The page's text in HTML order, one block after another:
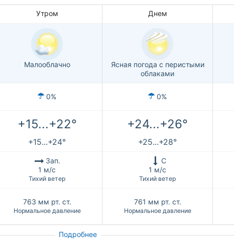
Утром Днем
Малооблачно
Ясная погода с перистыми
облаками
0% 0%
+15...+22° +24...+26°
+15...+24° +25...+28°
Зап.
1 м/с
Тихий ветер
С
1 м/с
Тихий ветер
763 мм рт. ст.
Нормальное давление
761 мм рт. ст.
Нормальное давление
Подробнее